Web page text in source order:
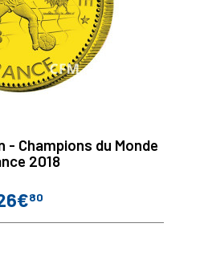
- Champions du Monde
2018
80